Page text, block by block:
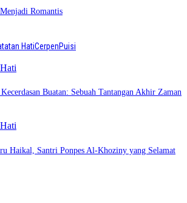
Romantis
HatiCerpenPuisi
Buatan: Sebuah Tantangan Akhir Zaman
Haikal, Santri Ponpes Al-Khoziny yang Selamat